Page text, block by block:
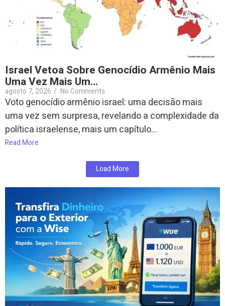
Israel Vetoa Sobre Genocídio Armênio Mais
Uma Vez Mais Um…
agosto 7, 2026 / No Comments
Voto genocídio armênio israel: uma decisão mais
uma vez sem surpresa, revelando a complexidade da
política israelense, mais um capítulo...
Read More
Load More